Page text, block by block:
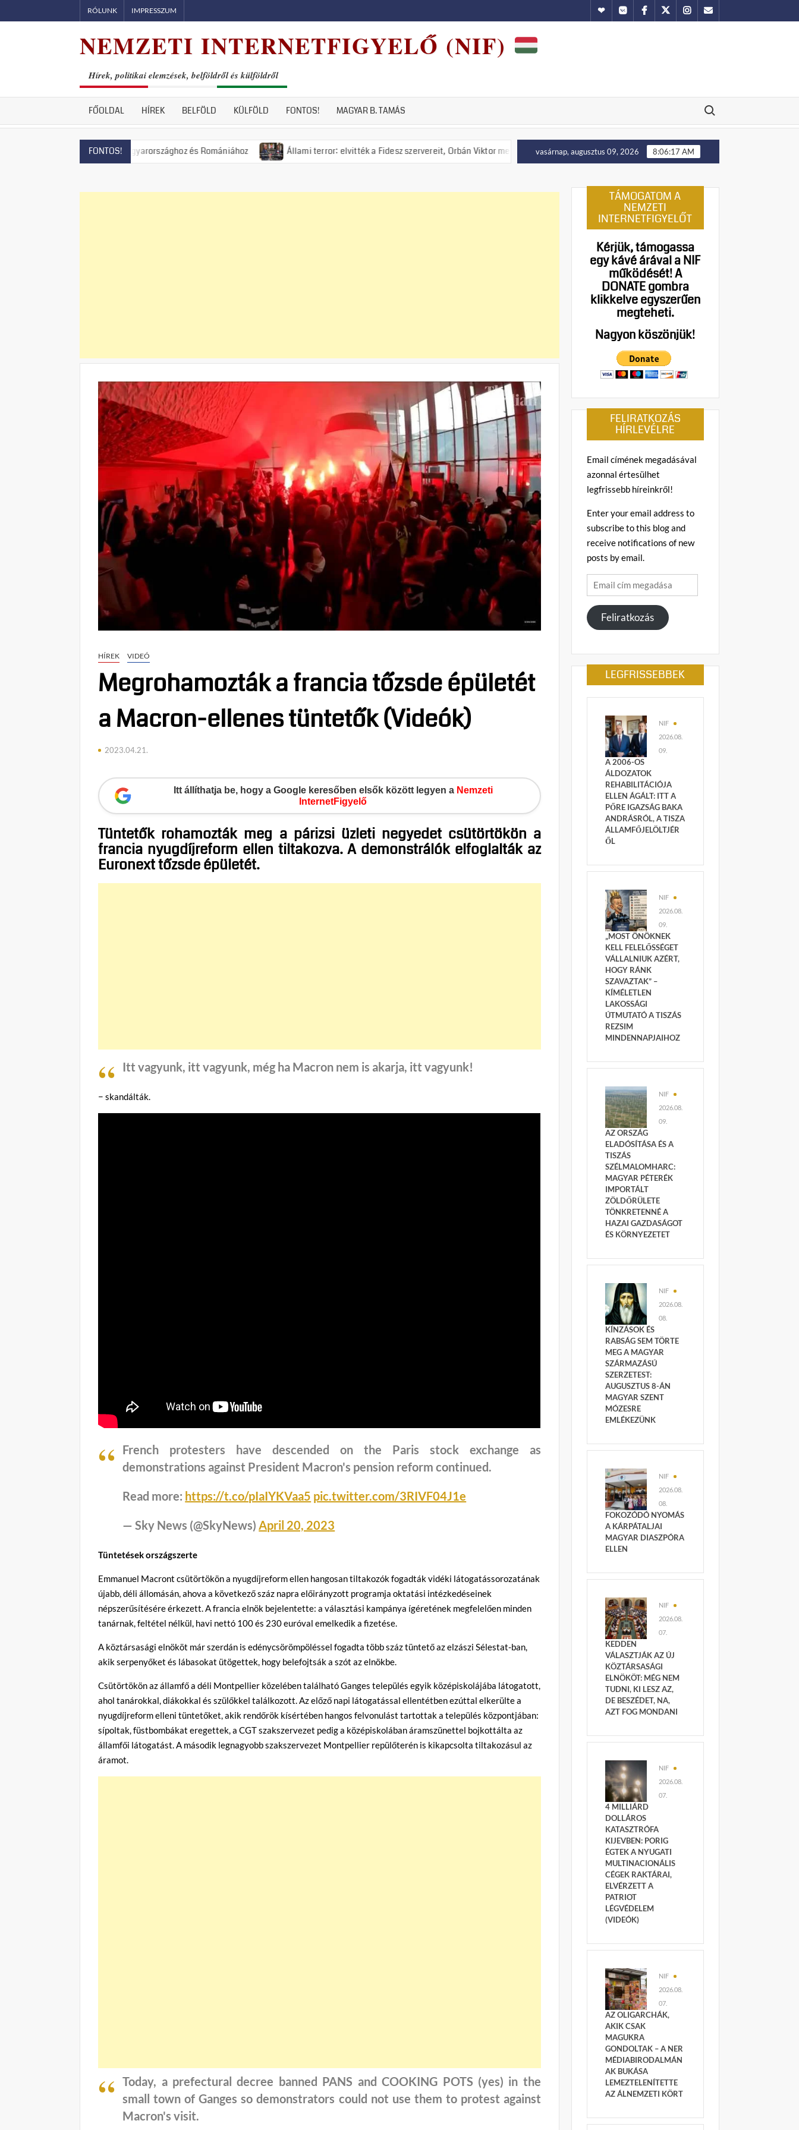
to
RÓLUNK IMPRESSZUM HundubVkontakte
Facebook
TwitterInstagram
Email
NEMZETI INTERNETFIGYELŐ (NIF)
Hírek, politikai elemzések, belföldről és külföldről
FŐOLDAL HÍREK BELFÖLD KÜLFÖLD FONTOS! MAGYAR B. TAMÁS
Search for:
FONTOS!
Magyarországhoz és Romániához Állami terror: elvitték a Fidesz szervereit, Orbán Viktor meghirdette a nemzeti ellenállást! Manny Pacquiao és tíz abortusztúlélő üzenete a
vasárnap, augusztus 09, 2026 8:06:18 AM
HÍREK VIDEÓ
Megrohamozták a francia tőzsde épületét
a Macron-ellenes tüntetők (Videók)
2023.04.21.
Itt állíthatja be, hogy a Google keresőben elsők között legyen a Nemzeti
InternetFigyelő
Tüntetők rohamozták meg a párizsi üzleti negyedet csütörtökön a
francia nyugdíjreform ellen tiltakozva. A demonstrálók elfoglalták az
Euronext tőzsde épületét.
Itt vagyunk, itt vagyunk, még ha Macron nem is akarja, itt vagyunk!
− skandálták.
French protesters have descended on the Paris stock exchange as
demonstrations against President Macron's pension reform continued.
Read more: https://t.co/pIaIYKVaa5 pic.twitter.com/3RIVF04J1e
— Sky News (@SkyNews)April 20, 2023
Tüntetések országszerte
Emmanuel Macront csütörtökön a nyugdíjreform ellen hangosan tiltakozók fogadták vidéki látogatássorozatának
újabb, déli állomásán, ahova a következő száz napra előirányzott programja oktatási intézkedéseinek
népszerűsítésére érkezett. A francia elnök bejelentette: a választási kampánya ígéretének megfelelően minden
tanárnak, feltétel nélkül, havi nettó 100 és 230 euróval emelkedik a fizetése.
A köztársasági elnököt már szerdán is edénycsörömpöléssel fogadta több száz tüntető az elzászi Sélestat-ban,
akik serpenyőket és lábasokat ütögettek, hogy belefojtsák a szót az elnökbe.
Csütörtökön az államfő a déli Montpellier közelében található Ganges település egyik középiskolájába látogatott,
ahol tanárokkal, diákokkal és szülőkkel találkozott. Az előző napi látogatással ellentétben ezúttal elkerülte a
nyugdíjreform elleni tüntetőket, akik rendőrök kísértében hangos felvonulást tartottak a település központjában:
sípoltak, füstbombákat eregettek, a CGT szakszervezet pedig a középiskolában áramszünettel bojkottálta az
államfői látogatást. A második legnagyobb szakszervezet Montpellier repülőterén is kikapcsolta tiltakozásul az
áramot.
Today, a prefectural decree banned PANS and COOKING POTS (yes) in the
small town of Ganges so demonstrators could not use them to protest against
Macron's visit.
TÁMOGATOM A
NEMZETI
INTERNETFIGYELŐT
Kérjük, támogassa
egy kávé árával a NIF
működését!A
DONATE gombra
klikkelve egyszerűen
megteheti.
Nagyon köszönjük!
FELIRATKOZÁS
HÍRLEVÉLRE
Email címének megadásával
azonnal értesülhet
legfrissebb híreinkről!
Enter your email address to
subscribe to this blog and
receive notifications of new
posts by email.
Email
cím
megadása
Feliratkozás
LEGFRISSEBBEK
NIF
2026.08.
09.
A 2006-OS
ÁLDOZATOK
REHABILITÁCIÓJA
ELLEN ÁGÁLT: ITT A
PŐRE IGAZSÁG BAKA
ANDRÁSRÓL, A TISZA
ÁLLAMFŐJELÖLTJÉR
ŐL
NIF
2026.08.
09.
„MOST ÖNÖKNEK
KELL FELELŐSSÉGET
VÁLLALNIUK AZÉRT,
HOGY RÁNK
SZAVAZTAK” –
KÍMÉLETLEN
LAKOSSÁGI
ÚTMUTATÓ A TISZÁS
REZSIM
MINDENNAPJAIHOZ
NIF
2026.08.
09.
AZ ORSZÁG
ELADÓSÍTÁSA ÉS A
TISZÁS
SZÉLMALOMHARC:
MAGYAR PÉTERÉK
IMPORTÁLT
ZÖLDŐRÜLETE
TÖNKRETENNÉ A
HAZAI GAZDASÁGOT
ÉS KÖRNYEZETET
NIF
2026.08.
08.
KÍNZÁSOK ÉS
RABSÁG SEM TÖRTE
MEG A MAGYAR
SZÁRMAZÁSÚ
SZERZETEST:
AUGUSZTUS 8-ÁN
MAGYAR SZENT
MÓZESRE
EMLÉKEZÜNK
NIF
2026.08.
08.
FOKOZÓDÓ NYOMÁS
A KÁRPÁTALJAI
MAGYAR DIASZPÓRA
ELLEN
NIF
2026.08.
07.
KEDDEN
VÁLASZTJÁK AZ ÚJ
KÖZTÁRSASÁGI
ELNÖKÖT: MÉG NEM
TUDNI, KI LESZ AZ,
DE BESZÉDET, NA,
AZT FOG MONDANI
NIF
2026.08.
07.
4 MILLIÁRD
DOLLÁROS
KATASZTRÓFA
KIJEVBEN: PORIG
ÉGTEK A NYUGATI
MULTINACIONÁLIS
CÉGEK RAKTÁRAI,
ELVÉRZETT A
PATRIOT
LÉGVÉDELEM
(VIDEÓK)
NIF
2026.08.
07.
AZ OLIGARCHÁK,
AKIK CSAK
MAGUKRA
GONDOLTAK – A NER
MÉDIABIRODALMÁN
AK BUKÁSA
LEMEZTELENÍTETTE
AZ ÁLNEMZETI KÖRT